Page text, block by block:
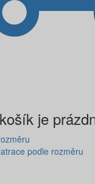
je
podle rozměru